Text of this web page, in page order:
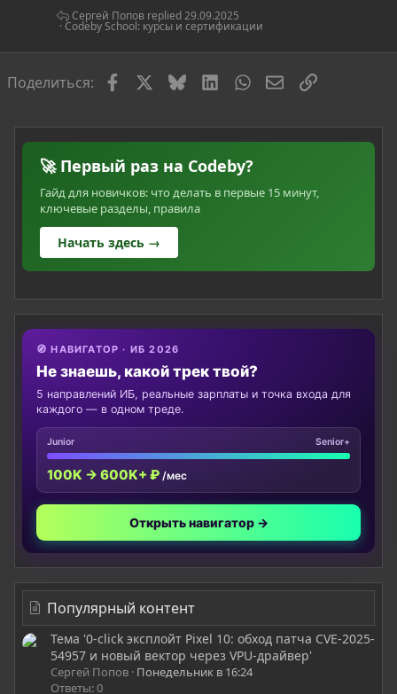
Codeby School: курсы и сертификации
29.09.2025
Сергей Попов
Поделиться: FacebookBlueskyLinkedInWhatsAppЭлектронная
Ссылка
🚀 Первый раз на Codeby?
Гайд для новичков: что делать в первые 15 минут,
ключевые разделы, правила
Начать здесь →
🧭 НАВИГАТОР · ИБ 2026
Не знаешь, какой трек твой?
5 направлений ИБ, реальные зарплаты и точка входа для
каждого — в одном треде.
Junior Senior+
100K → 600K+ ₽ /мес
Открыть навигатор →
Популярный контент
Тема '0-click эксплойт Pixel 10: обход патча CVE-2025-
54957 и новый вектор через VPU-драйвер'
Сергей Попов Понедельник в 16:24
Ответы: 0